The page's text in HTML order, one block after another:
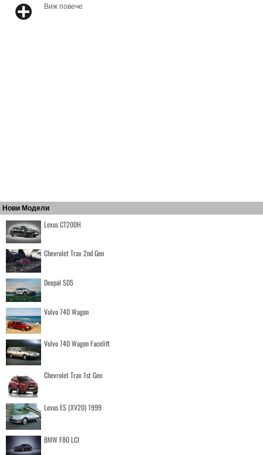
Виж повече
Нови Модели
Lexus CT200H
Chevrolet Trax 2nd Gen
Deepal S05
Volvo 740 Wagon
Volvo 740 Wagon Facelift
Chevrolet Trax 1st Gen
Lexus ES (XV20) 1999
BMW F80 LCI